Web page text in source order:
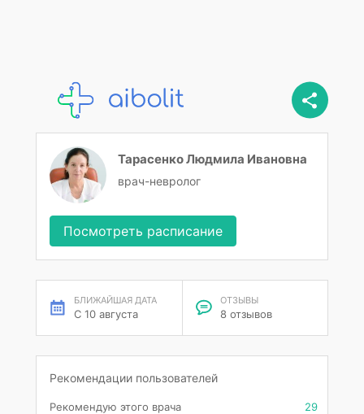
Тарасенко Людмила Ивановна
врач-невролог
Посмотреть расписание
БЛИЖАЙШАЯ ДАТА
С 10 августа
ОТЗЫВЫ
8 отзывов
Рекомендации пользователей
Рекомендую этого врача 29